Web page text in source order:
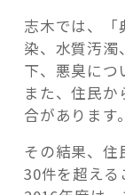
志木では、「
染、水質汚
下、悪臭につ
また、住民
合があります。
その結果、住
30件を超え